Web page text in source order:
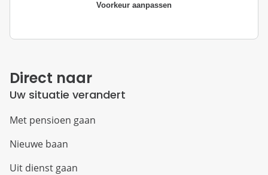
Voorkeur aanpassen
Direct naar
Uw situatie verandert
Met pensioen gaan
Nieuwe baan
Uit dienst gaan